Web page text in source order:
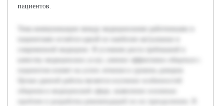
пациентов.